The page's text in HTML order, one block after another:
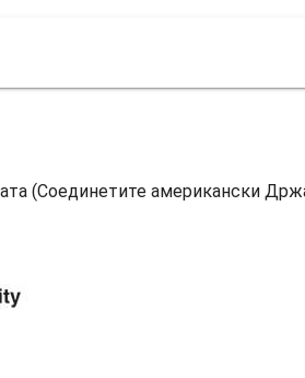
(Соединетите американски